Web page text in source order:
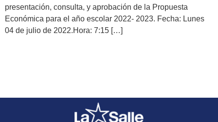
presentación, consulta, y aprobación de la Propuesta
Económica para el año escolar 2022- 2023. Fecha: Lunes
04 de julio de 2022.Hora: 7:15 […]